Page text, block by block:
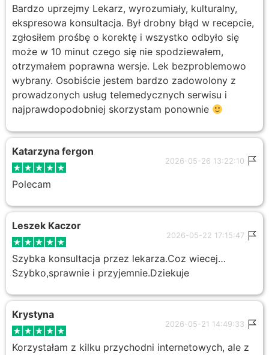
Bardzo uprzejmy Lekarz, wyrozumiały, kulturalny,
ekspresowa konsultacja. Był drobny błąd w recepcie,
zgłosiłem prośbę o korektę i wszystko odbyło się
może w 10 minut czego się nie spodziewałem,
otrzymałem poprawna wersje. Lek bezproblemowo
wybrany. Osobiście jestem bardzo zadowolony z
prowadzonych usług telemedycznych serwisu i
najprawdopodobniej skorzystam ponownie
Katarzyna fergon
2026-05-26 13:22:10
Polecam
Leszek Kaczor
2026-05-22 17:15:47
Szybka konsultacja przez lekarza.Coz wiecej…
Szybko,sprawnie i przyjemnie.Dziekuje
Krystyna
2026-05-21 14:49:33
Korzystałam z kilku przychodni internetowych, ale z